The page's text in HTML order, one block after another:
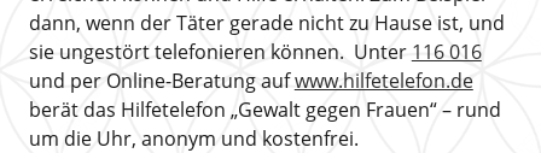
dann, wenn der Täter gerade nicht zu Hause ist, und
sie ungestört telefonieren können. Unter 116 016
und per Online-Beratung aufwww.hilfetelefon.de
berät das Hilfetelefon „Gewalt gegen Frauen“ – rund
um die Uhr, anonym und kostenfrei.